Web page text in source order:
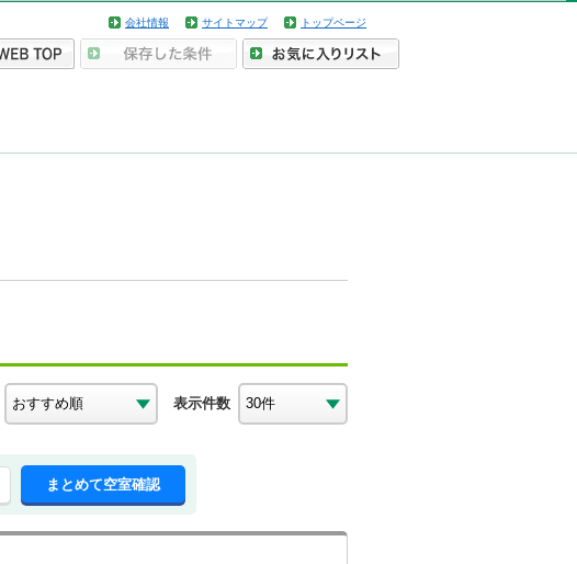
会社情報 サイトマップ トップページ
表示件数
まとめて空室確認